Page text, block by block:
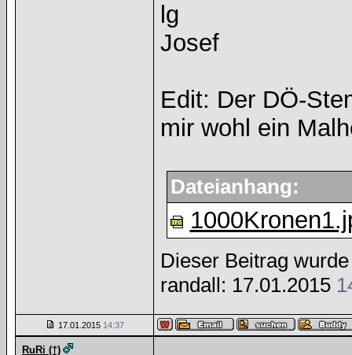
lg
Josef
Edit: Der DÖ-
mir wohl ein
Dateianhang:
Dieser Beitrag
randall: 17.01.2015
17.01.2015 14:37
RuRi (†)